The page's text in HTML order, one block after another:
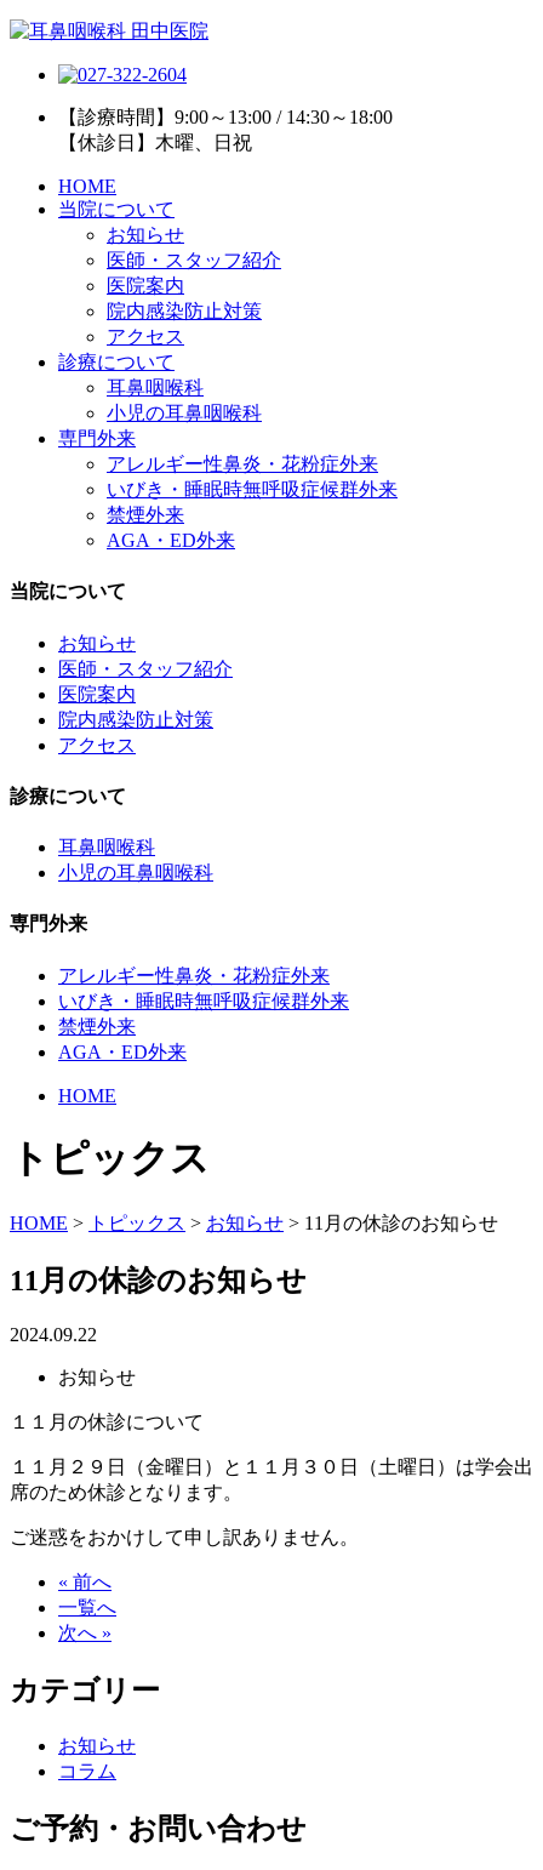
【診療時間】9:00～13:00 / 14:30～18:00
【休診日】木曜、日祝
HOME
当院について
お知らせ
医師・スタッフ紹介
医院案内
院内感染防止対策
アクセス
診療について
耳鼻咽喉科
小児の耳鼻咽喉科
専門外来
アレルギー性鼻炎・花粉症外来
いびき・睡眠時無呼吸症候群外来
禁煙外来
AGA・ED外来
当院について
お知らせ
医師・スタッフ紹介
医院案内
院内感染防止対策
アクセス
診療について
耳鼻咽喉科
小児の耳鼻咽喉科
専門外来
アレルギー性鼻炎・花粉症外来
いびき・睡眠時無呼吸症候群外来
禁煙外来
AGA・ED外来
HOME
トピックス
HOME > トピックス > お知らせ > 11月の休診のお知らせ
11月の休診のお知らせ
2024.09.22
お知らせ
１１月の休診について
１１月２９日（金曜日）と１１月３０日（土曜日）は学会出
席のため休診となります。
ご迷惑をおかけして申し訳ありません。
« 前へ
一覧へ
次へ »
カテゴリー
お知らせ
コラム
ご予約・お問い合わせ